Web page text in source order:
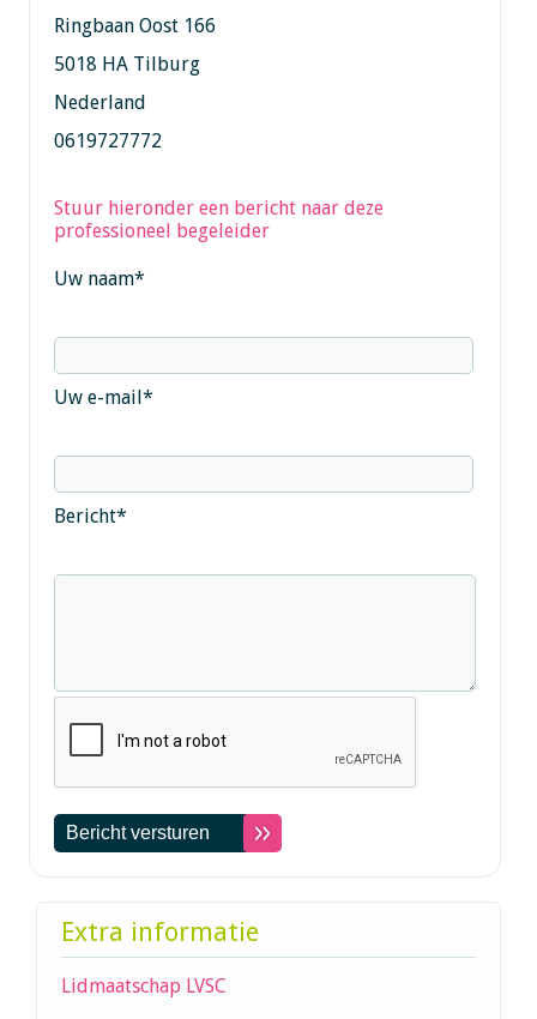
Ringbaan Oost 166
5018 HA Tilburg
Nederland
0619727772
Stuur hieronder een bericht naar deze
professioneel begeleider
Uw naam*
Uw e-mail*
Bericht*
Extra informatie
Lidmaatschap LVSC